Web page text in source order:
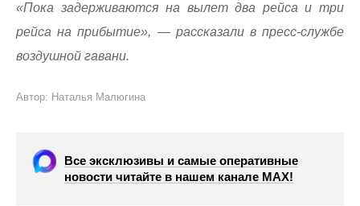
«Пока задерживаются на вылет два рейса и три
рейса на прибытие», — рассказали в пресс-службе
воздушной гавани.
Автор: Наталья Малюгина
Все эксклюзивы и самые оперативные
новости читайте в нашем канале МАХ!